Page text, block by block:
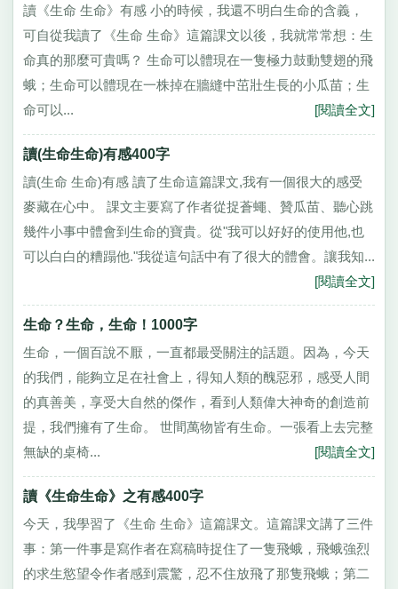
讀《生命 生命》有感 小的時候，我還不明白生命的含義，
可自從我讀了《生命 生命》這篇課文以後，我就常常想：生
命真的那麼可貴嗎？ 生命可以體現在一隻極力鼓動雙翅的飛
蛾；生命可以體現在一株掉在牆縫中茁壯生長的小瓜苗；生
命可以...
[閱讀全文]
讀(生命生命)有感400字
讀(生命 生命)有感 讀了生命這篇課文,我有一個很大的感受
麥藏在心中。 課文主要寫了作者從捉蒼蠅、贊瓜苗、聽心跳
幾件小事中體會到生命的寶貴。從"我可以好好的使用他,也
可以白白的糟蹋他."我從這句話中有了很大的體會。讓我知...
[閱讀全文]
生命？生命，生命！1000字
生命，一個百說不厭，一直都最受關注的話題。因為，今天
的我們，能夠立足在社會上，得知人類的醜惡邪，感受人間
的真善美，享受大自然的傑作，看到人類偉大神奇的創造前
提，我們擁有了生命。 世間萬物皆有生命。一張看上去完整
無缺的桌椅...
[閱讀全文]
讀《生命生命》之有感400字
今天，我學習了《生命 生命》這篇課文。這篇課文講了三件
事：第一件事是寫作者在寫稿時捉住了一隻飛蛾，飛蛾強烈
的求生慾望令作者感到震驚，忍不住放飛了那隻飛蛾；第二